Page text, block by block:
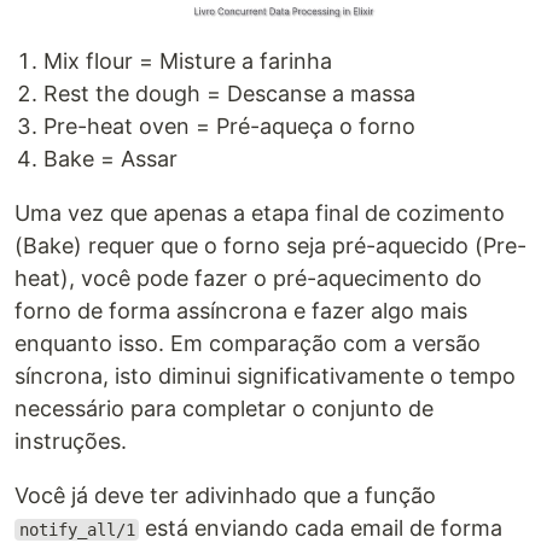
Mix flour = Misture a farinha
Rest the dough = Descanse a massa
Pre-heat oven = Pré-aqueça o forno
Bake = Assar
Uma vez que apenas a etapa final de cozimento
(Bake) requer que o forno seja pré-aquecido (Pre-
heat), você pode fazer o pré-aquecimento do
forno de forma assíncrona e fazer algo mais
enquanto isso. Em comparação com a versão
síncrona, isto diminui significativamente o tempo
necessário para completar o conjunto de
instruções.
Você já deve ter adivinhado que a função
notify_all/1
está enviando cada email de forma